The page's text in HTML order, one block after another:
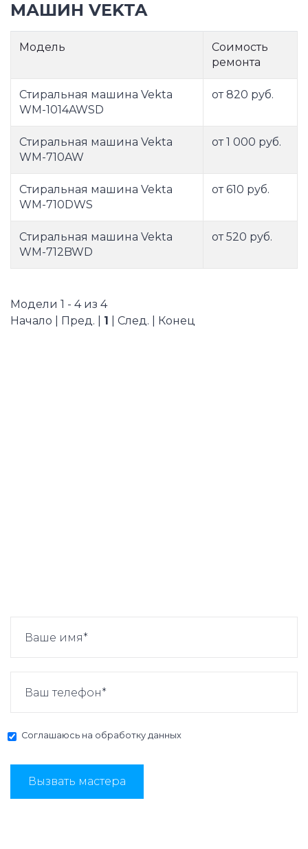
МАШИН VEKTA
Модель
Соимость
ремонта
Стиральная машина Vekta
WM-1014AWSD
от 820 руб.
Стиральная машина Vekta
WM-710AW
от 1 000 руб.
Стиральная машина Vekta
WM-710DWS
от 610 руб.
Стиральная машина Vekta
WM-712BWD
от 520 руб.
Модели 1 - 4 из 4
Начало | Пред. | 1 | След. | Конец
Соглашаюсь на обработку данных
Вызвать мастера